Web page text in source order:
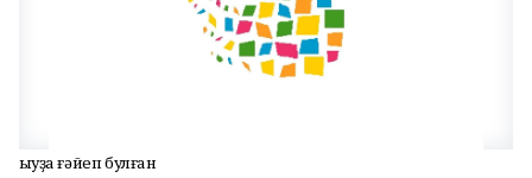
Һыуҙа ғәйеп булған